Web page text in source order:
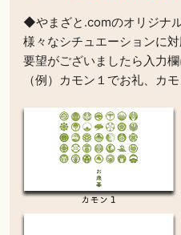
◆やまざと.comのオリジナ
様々なシチュエーションに
要望がございましたら入力欄
（例）カモン１でお礼、カ